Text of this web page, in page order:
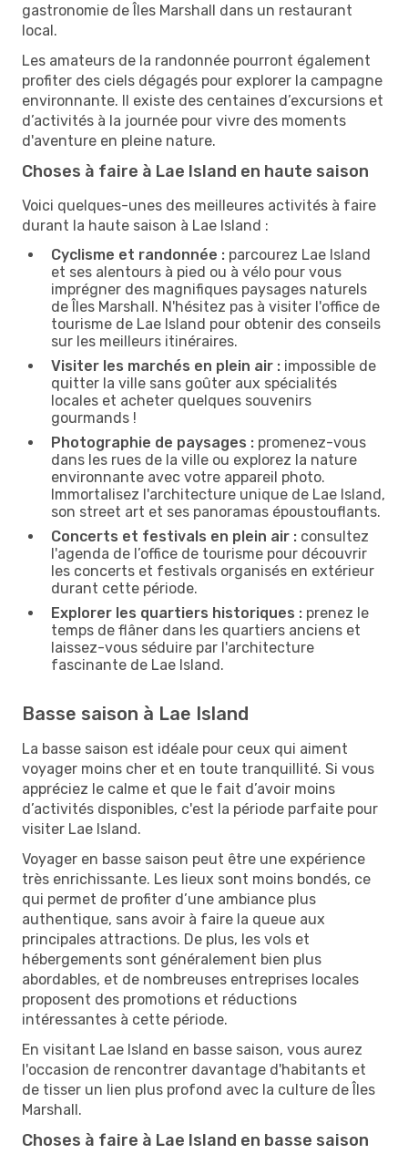
gastronomie de Îles Marshall dans un restaurant
local.
Les amateurs de la randonnée pourront également
profiter des ciels dégagés pour explorer la campagne
environnante. Il existe des centaines d’excursions et
d’activités à la journée pour vivre des moments
d'aventure en pleine nature.
Choses à faire à Lae Island en haute saison
Voici quelques-unes des meilleures activités à faire
durant la haute saison à Lae Island :
Cyclisme et randonnée : parcourez Lae Island
et ses alentours à pied ou à vélo pour vous
imprégner des magnifiques paysages naturels
de Îles Marshall. N'hésitez pas à visiter l'office de
tourisme de Lae Island pour obtenir des conseils
sur les meilleurs itinéraires.
Visiter les marchés en plein air : impossible de
quitter la ville sans goûter aux spécialités
locales et acheter quelques souvenirs
gourmands !
Photographie de paysages : promenez-vous
dans les rues de la ville ou explorez la nature
environnante avec votre appareil photo.
Immortalisez l'architecture unique de Lae Island,
son street art et ses panoramas époustouflants.
Concerts et festivals en plein air : consultez
l'agenda de l’office de tourisme pour découvrir
les concerts et festivals organisés en extérieur
durant cette période.
Explorer les quartiers historiques : prenez le
temps de flâner dans les quartiers anciens et
laissez-vous séduire par l'architecture
fascinante de Lae Island.
Basse saison à Lae Island
La basse saison est idéale pour ceux qui aiment
voyager moins cher et en toute tranquillité. Si vous
appréciez le calme et que le fait d’avoir moins
d’activités disponibles, c'est la période parfaite pour
visiter Lae Island.
Voyager en basse saison peut être une expérience
très enrichissante. Les lieux sont moins bondés, ce
qui permet de profiter d’une ambiance plus
authentique, sans avoir à faire la queue aux
principales attractions. De plus, les vols et
hébergements sont généralement bien plus
abordables, et de nombreuses entreprises locales
proposent des promotions et réductions
intéressantes à cette période.
En visitant Lae Island en basse saison, vous aurez
l'occasion de rencontrer davantage d'habitants et
de tisser un lien plus profond avec la culture de Îles
Marshall.
Choses à faire à Lae Island en basse saison